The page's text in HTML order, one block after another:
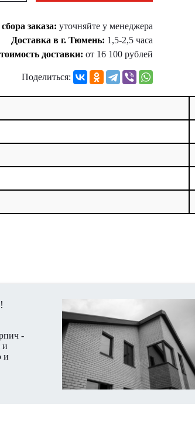
заказа: уточняйте у менеджера
Доставка в г. Тюмень: 1,5-2,5 часа
доставки: от 16 100 рублей
Поделиться:
-
и
и